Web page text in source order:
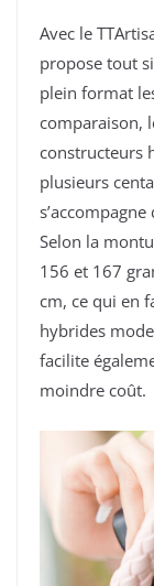
Avec le
propose tout
plein format
comparaison,
constructeurs
plusieurs
Selon la
156 et 167
cm, ce qui en
hybrides
facilite
moindre coût.